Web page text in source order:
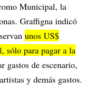
Municipal, la
Graffigna indicó
unos US$
sólo para pagar a la
gastos de escenario,
y demás gastos.